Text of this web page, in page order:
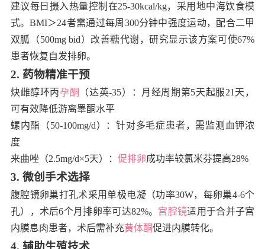
建议每日摄入热量控制在25-30kcal/kg，采用地中海饮食模
式。BMI＞24者需通过每周300分钟中强度运动，配合二甲
双胍（500mg bid）改善糖代谢，研究显示该方案可使67%
患者恢复自发排卵。
2. 药物精准干预
炔雌醇环丙孕酮
（达英-35）：月经周期第5天起服21天，
可有效降低游离睾酮水平
螺内酯（50-100mg/d）：针对多毛症患者，需监测血钾浓
度
来曲唑（2.5mg/d×5天）： 促排卵成功率较氯米芬提高28%
3. 微创手术选择
腹腔镜卵巢打孔术采用单极电凝（功率30W，每卵巢4-6个
孔），术后6个月排卵率可达82%。 宫腔镜适用于合并子宫
内膜息肉患者，术后需补充黄体酮促进内膜转化。
4. 辅助生殖技术